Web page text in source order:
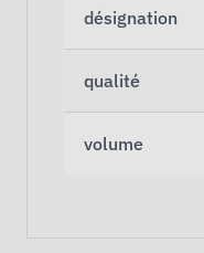
désignation
qualité
volume